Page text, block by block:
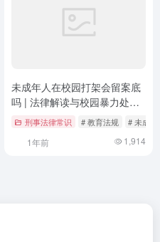
# 用户权益
未成年人在校园打架会留案底
吗 | 法律解读与校园暴力处理
指南刑事法律常识 # 教育法规 # 未成
1年前 1,914